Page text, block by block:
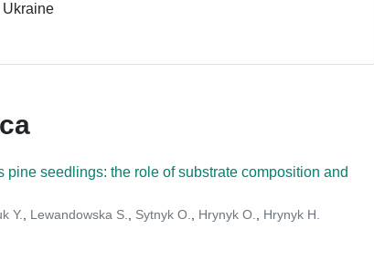
Ukraine
seedlings: the role of substrate composition and
Y. Lewandowska S. Sytnyk O. Hrynyk O. Hrynyk H.